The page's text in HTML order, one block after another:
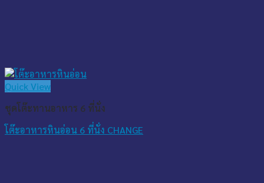
Quick View
ชุดโต๊ะทานอาหาร 6 ที่นั่ง
โต๊ะอาหารหินอ่อน 6 ที่นั่ง CHANGE